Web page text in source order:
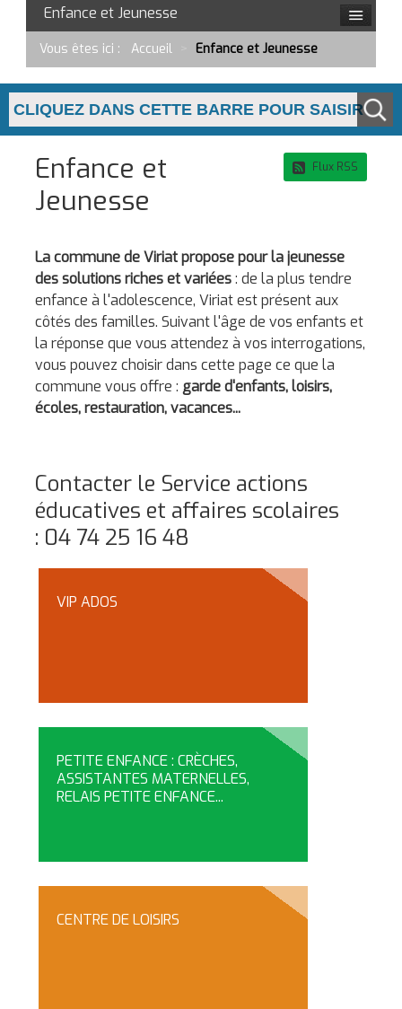
Enfance et Jeunesse
Vous êtes ici : Accueil Enfance et Jeunesse
Flux RSS
Enfance et
Jeunesse
La commune de Viriat propose pour la jeunesse
des solutions riches et variées: de la plus tendre
enfance à l'adolescence, Viriat est présent aux
côtés des familles. Suivant l'âge de vos enfants et
la réponse que vous attendez à vos interrogations,
vous pouvez choisir dans cette page ce que la
commune vous offre : garde d'enfants, loisirs,
écoles, restauration, vacances...
Contacter le Service actions
éducatives et affaires scolaires
: 04 74 25 16 48
VIP ADOS
PETITE ENFANCE : CRÈCHES,
ASSISTANTES MATERNELLES,
RELAIS PETITE ENFANCE...
CENTRE DE LOISIRS